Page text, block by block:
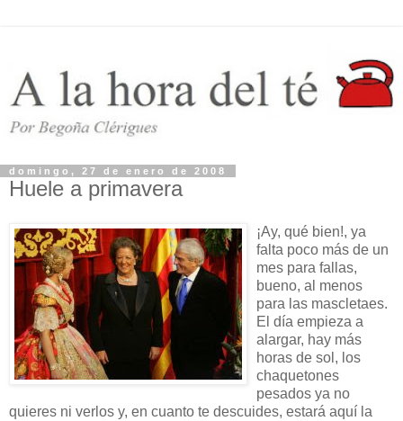
domingo, 27 de enero de 2008
Huele a primavera
¡Ay, qué bien!, ya
falta poco más de un
mes para fallas,
bueno, al menos
para las mascletaes.
El día empieza a
alargar, hay más
horas de sol, los
chaquetones
pesados ya no
quieres ni verlos y, en cuanto te descuides, estará aquí la